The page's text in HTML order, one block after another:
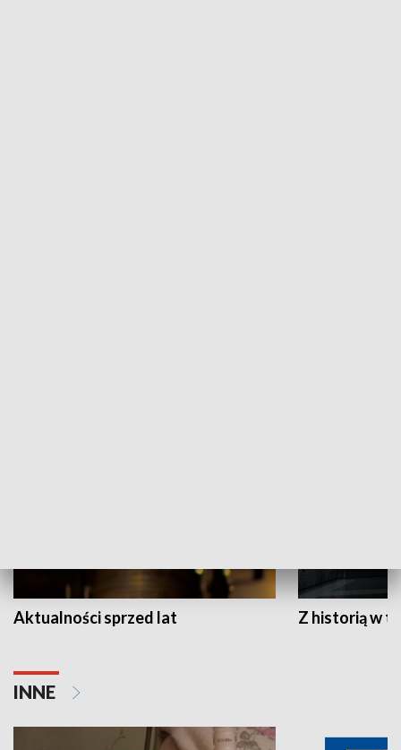
Aktualności sprzed lat Z historią w
INNE